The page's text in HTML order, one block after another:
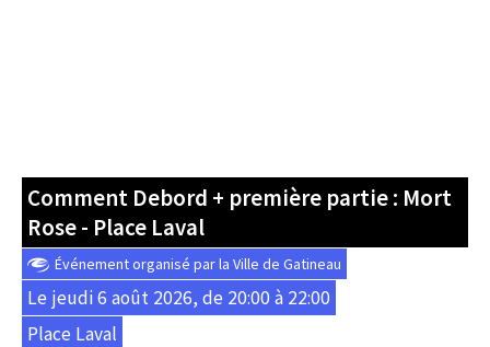
Comment Debord + première partie : Mort
Rose - Place Laval
Événement organisé par la Ville de Gatineau
Le jeudi 6 août 2026, de 20:00 à 22:00
Place Laval